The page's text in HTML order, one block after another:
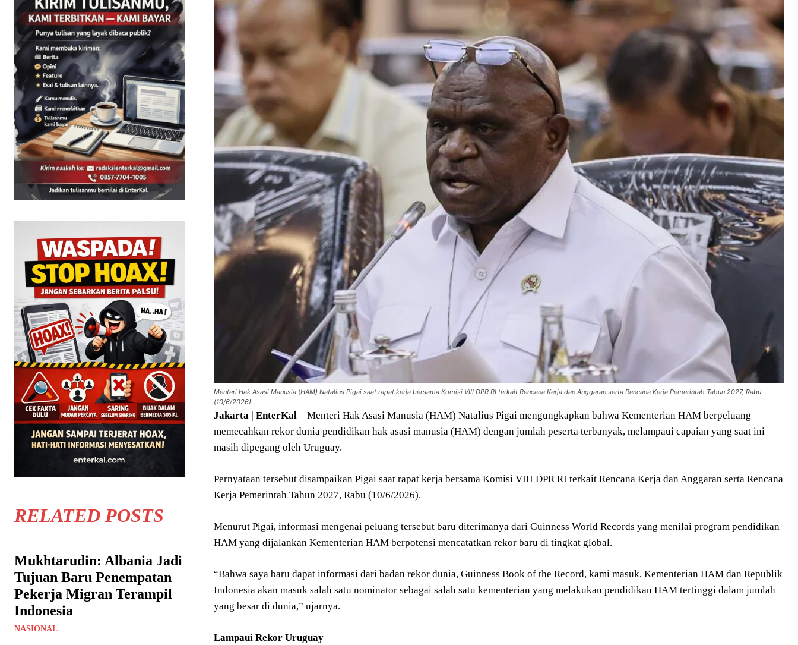
RELATED POSTS
Mukhtarudin: Albania Jadi
Tujuan Baru Penempatan
Pekerja Migran Terampil
Indonesia
NASIONAL
Menteri Hak Asasi Manusia (HAM) Natalius Pigai saat rapat kerja bersama Komisi VIII DPR RI terkait Rencana Kerja dan Anggaran serta Rencana Kerja Pemerintah Tahun 2027, Rabu
(10/6/2026).
Jakarta | EnterKal – Menteri Hak Asasi Manusia (HAM) Natalius Pigai mengungkapkan bahwa Kementerian HAM berpeluang
memecahkan rekor dunia pendidikan hak asasi manusia (HAM) dengan jumlah peserta terbanyak, melampaui capaian yang saat ini
masih dipegang oleh Uruguay.
Pernyataan tersebut disampaikan Pigai saat rapat kerja bersama Komisi VIII DPR RI terkait Rencana Kerja dan Anggaran serta Rencana
Kerja Pemerintah Tahun 2027, Rabu (10/6/2026).
Menurut Pigai, informasi mengenai peluang tersebut baru diterimanya dari Guinness World Records yang menilai program pendidikan
HAM yang dijalankan Kementerian HAM berpotensi mencatatkan rekor baru di tingkat global.
“Bahwa saya baru dapat informasi dari badan rekor dunia, Guinness Book of the Record, kami masuk, Kementerian HAM dan Republik
Indonesia akan masuk salah satu nominator sebagai salah satu kementerian yang melakukan pendidikan HAM tertinggi dalam jumlah
yang besar di dunia,” ujarnya.
Lampaui Rekor Uruguay